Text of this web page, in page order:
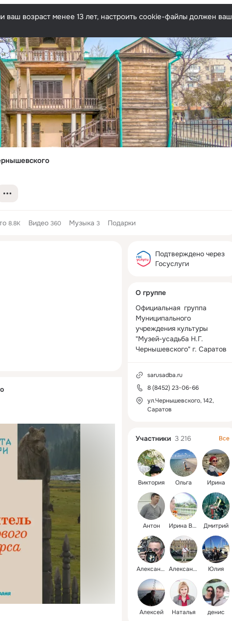
возраст менее 13 лет, настроить cookie-файлы должен ваш
8.8K Видео 360 Музыка 3 Подарки
колонка
Подтверждено через
Госуслуги
О группе
Официальная  группа
Муниципального
учреждения культуры
"Музей-усадьба Н.Г.
Чернышевского" г. Саратов
sarusadba.ru
8 (8452) 23-06-66
ул.Чернышевского, 142,
Саратов
Участники 3 216 Все
Виктория Ольга Ирина
Антон Ирина Викторовна Дмитрий
Александр Александр Юлия
Алексей Наталья денис